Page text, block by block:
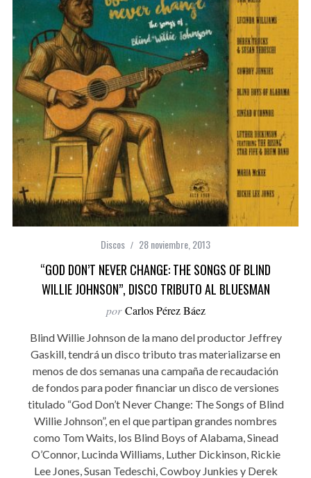
Discos 28 noviembre, 2013
“GOD DON’T NEVER CHANGE: THE SONGS OF BLIND
WILLIE JOHNSON”, DISCO TRIBUTO AL BLUESMAN
por Carlos Pérez Báez
Blind Willie Johnson de la mano del productor Jeffrey
Gaskill, tendrá un disco tributo tras materializarse en
menos de dos semanas una campaña de recaudación
de fondos para poder financiar un disco de versiones
titulado “God Don’t Never Change: The Songs of Blind
Willie Johnson”, en el que partipan grandes nombres
como Tom Waits, los Blind Boys of Alabama, Sinead
O’Connor, Lucinda Williams, Luther Dickinson, Rickie
Lee Jones, Susan Tedeschi, Cowboy Junkies y Derek